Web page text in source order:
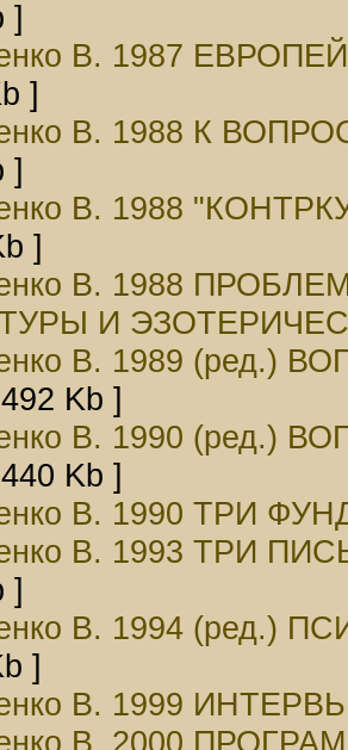
]
В. 1987
]
В. 1988 К
]
В. 1988
]
В. 1988
И
В. 1989 (ред.)
Kb ]
В. 1990 (ред.)
Kb ]
В. 1990 ТРИ
В. 1993 ТРИ
]
В. 1994 (ред.)
]
В. 1999
В. 2000